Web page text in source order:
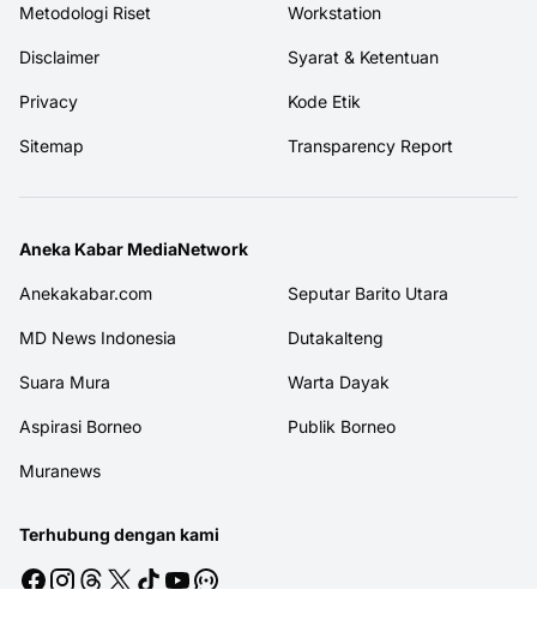
Metodologi Riset Workstation
Disclaimer Syarat & Ketentuan
Privacy Kode Etik
Sitemap Transparency Report
Aneka Kabar MediaNetwork
Anekakabar.com Seputar Barito Utara
MD News Indonesia Dutakalteng
Suara Mura Warta Dayak
Aspirasi Borneo Publik Borneo
Muranews
Terhubung dengan kami